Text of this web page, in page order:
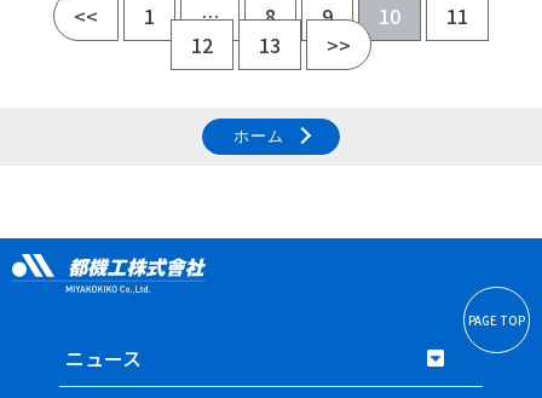
<< 1 … 8 9 10
11
12
13 >>
ホーム
PAGE TOP
ニュース